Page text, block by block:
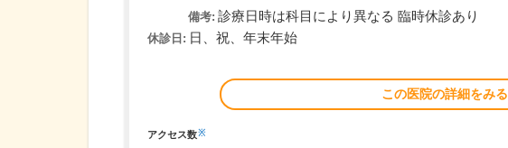
備考: 診療日時は科目により異なる 臨時休診あり
休診日: 日、祝、年末年始
この医院の詳細をみる
アクセス数※